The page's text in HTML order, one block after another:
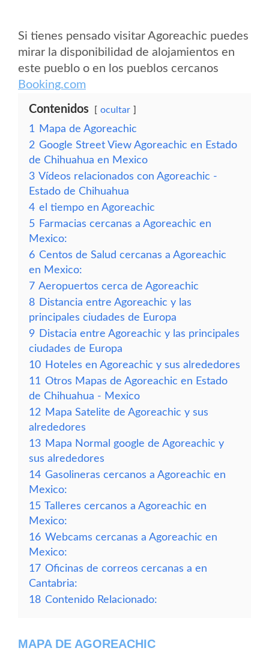
Si tienes pensado visitar Agoreachic puedes
mirar la disponibilidad de alojamientos en
este pueblo o en los pueblos cercanos
Booking.com
Contenidos ocultar
1
Mapa de Agoreachic
2 Google Street View Agoreachic en Estado
de Chihuahua en Mexico
3 Vídeos relacionados con Agoreachic -
Estado de Chihuahua
4 el tiempo en Agoreachic
5 Farmacias cercanas a Agoreachic en
Mexico:
6 Centos de Salud cercanas a Agoreachic
en Mexico:
7 Aeropuertos cerca de Agoreachic
8 Distancia entre Agoreachic y las
principales ciudades de Europa
9 Distacia entre Agoreachic y las principales
ciudades de Europa
10 Hoteles en Agoreachic y sus alrededores
11 Otros Mapas de Agoreachic en Estado
de Chihuahua - Mexico
12 Mapa Satelite de Agoreachic y sus
alrededores
13 Mapa Normal google de Agoreachic y
sus alrededores
14 Gasolineras cercanos a Agoreachic en
Mexico:
15 Talleres cercanos a Agoreachic en
Mexico:
16 Webcams cercanas a Agoreachic en
Mexico:
17 Oficinas de correos cercanas a en
Cantabria:
18 Contenido Relacionado:
MAPA DE AGOREACHIC